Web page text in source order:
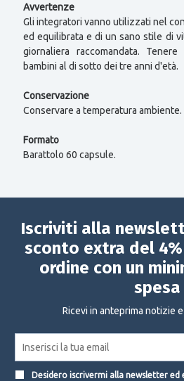
Avvertenze
Gli integratori vanno utilizzati nel
ed equilibrata e di un sano stile di
giornaliera raccomandata.
bambini al di sotto dei tre anni d'età.
Conservazione
Conservare a temperatura ambiente.
Formato
Barattolo 60 capsule.
Iscriviti alla
sconto extra del
ordine con un
spesa
Ricevi in anteprima notizie
Desidero iscrivermi alla newsletter ed